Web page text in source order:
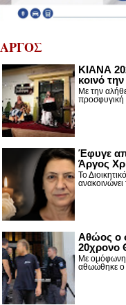
ΑΡΓΟΣ
ΚΙΑΝΑ
κοινό
Με την
προσφυγική
Έφυγε
Άργος
Το
ανακοινώνει
Αθώος ο
20χρονο
Με ομόφωνη
αθωώθηκε ο